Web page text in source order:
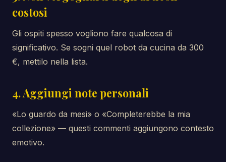
costosi
Gli ospiti spesso vogliono fare qualcosa di
significativo. Se sogni quel robot da cucina da 300
€, mettilo nella lista.
4. Aggiungi note personali
«Lo guardo da mesi» o «Completerebbe la mia
collezione» — questi commenti aggiungono contesto
emotivo.